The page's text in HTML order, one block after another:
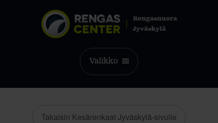
Rengasnuora
Jyväskylä
Valikko
Takaisin Kesärenkaat Jyväskylä-sivulle